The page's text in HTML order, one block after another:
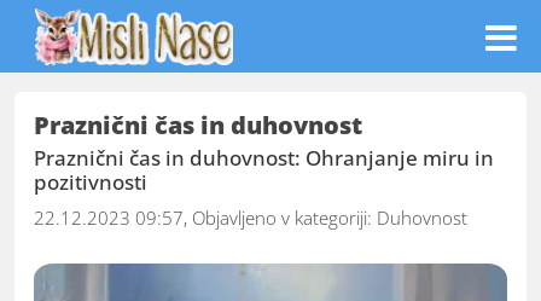
Praznični čas in duhovnost
Praznični čas in duhovnost: Ohranjanje miru in
pozitivnosti
22.12.2023 09:57, Objavljeno v kategoriji: Duhovnost